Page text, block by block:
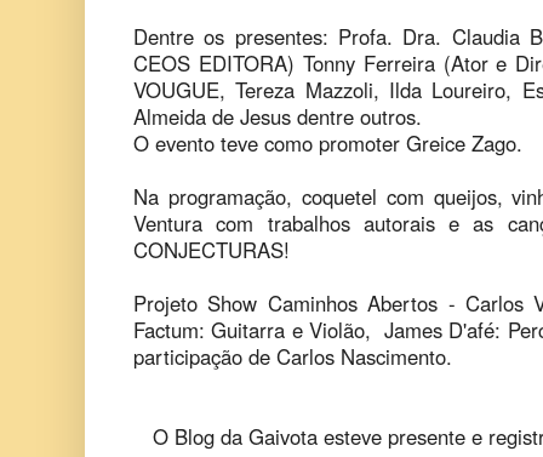
Dentre os presentes: Profa. Dra. Claudia
CEOS EDITORA) Tonny Ferreira (Ator e
VOUGUE, Tereza Mazzoli, Ilda Loureiro,
Almeida de Jesus dentre outros.
O evento teve como promoter Greice Zago.
Na programação, coquetel com queijos,
Ventura com trabalhos autorais e as
CONJECTURAS!
Projeto Show Caminhos Abertos - Carlos
Factum: Guitarra e Violão, James D'afé:
participação de Carlos Nascimento.
O Blog da Gaivota esteve presente e